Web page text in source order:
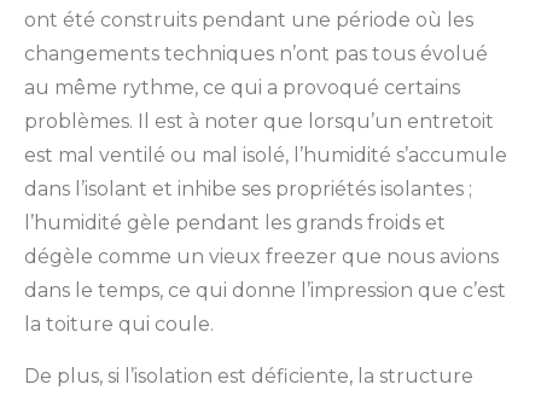
ont été construits pendant une période où les
changements techniques n’ont pas tous évolué
au même rythme, ce qui a provoqué certains
problèmes. Il est à noter que lorsqu’un entretoit
est mal ventilé ou mal isolé, l’humidité s’accumule
dans l’isolant et inhibe ses propriétés isolantes ;
l’humidité gèle pendant les grands froids et
dégèle comme un vieux freezer que nous avions
dans le temps, ce qui donne l’impression que c’est
la toiture qui coule.
De plus, si l’isolation est déficiente, la structure